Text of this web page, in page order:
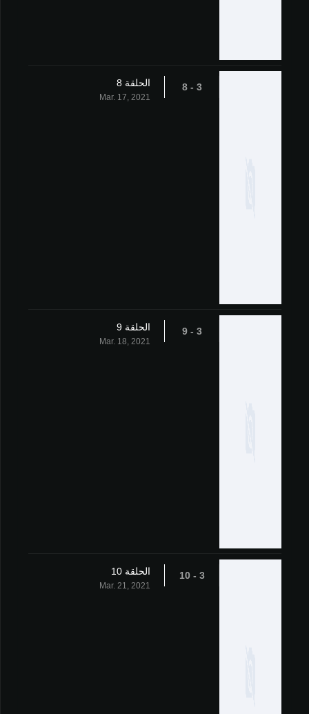
3 - 8 الحلقة 8
Mar. 17, 2021
3 - 9 الحلقة 9
Mar. 18, 2021
3 - 10 الحلقة 10
Mar. 21, 2021